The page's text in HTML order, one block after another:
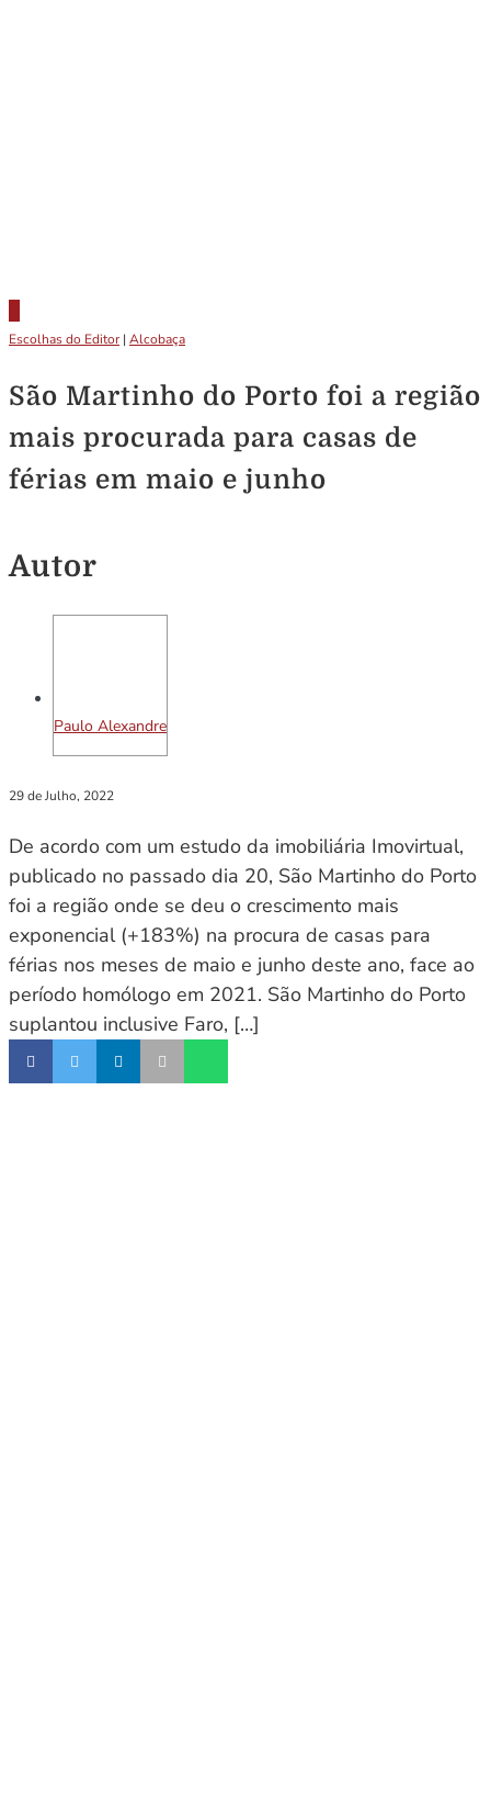
Escolhas do Editor| Alcobaça
São Martinho do Porto foi a região
mais procurada para casas de
férias em maio e junho
Autor
Paulo Alexandre
29 de Julho, 2022
De acordo com um estudo da imobiliária Imovirtual,
publicado no passado dia 20, São Martinho do Porto
foi a região onde se deu o crescimento mais
exponencial (+183%) na procura de casas para
férias nos meses de maio e junho deste ano, face ao
período homólogo em 2021. São Martinho do Porto
suplantou inclusive Faro, […]